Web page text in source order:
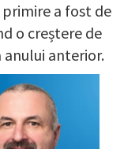
a fost de
o creștere de
anului anterior.